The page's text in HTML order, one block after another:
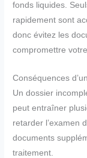
fonds liquides.
rapidement sont
donc évitez les
compromettre
Conséquences
Un dossier
peut entraîner
retarder l’examen
documents
traitement.